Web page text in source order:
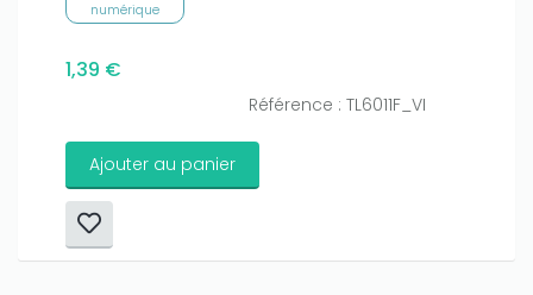
numérique
1,39 €
Référence : TL6011F_VI
Ajouter au panier